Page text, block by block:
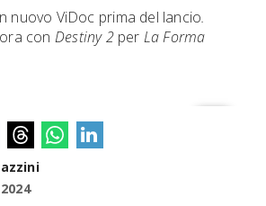
nuovo ViDoc prima del lancio.
con Destiny 2per La Forma